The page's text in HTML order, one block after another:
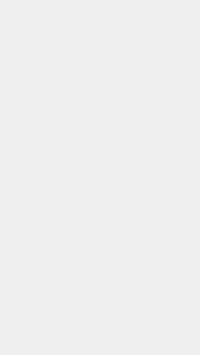
%1,83 ile aylık
Yıllık bazda
%58,9'a geriledi.
Haziran’da %0.6
%2.6 daha geriledi
çekti. Bu kategoride
%39,6'ya önemli bir
enflasyonu
gerilerken hizmet
gevşeme
geriledi. Yıllık kira
önceki aya göre
%122.3’e geriledi.